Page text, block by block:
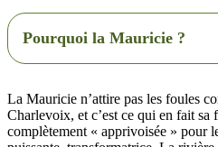
Pourquoi la Mauricie ?
La Mauricie n’attire pas les foules
Charlevoix, et c’est ce qui en fait sa
complètement « apprivoisée » pour